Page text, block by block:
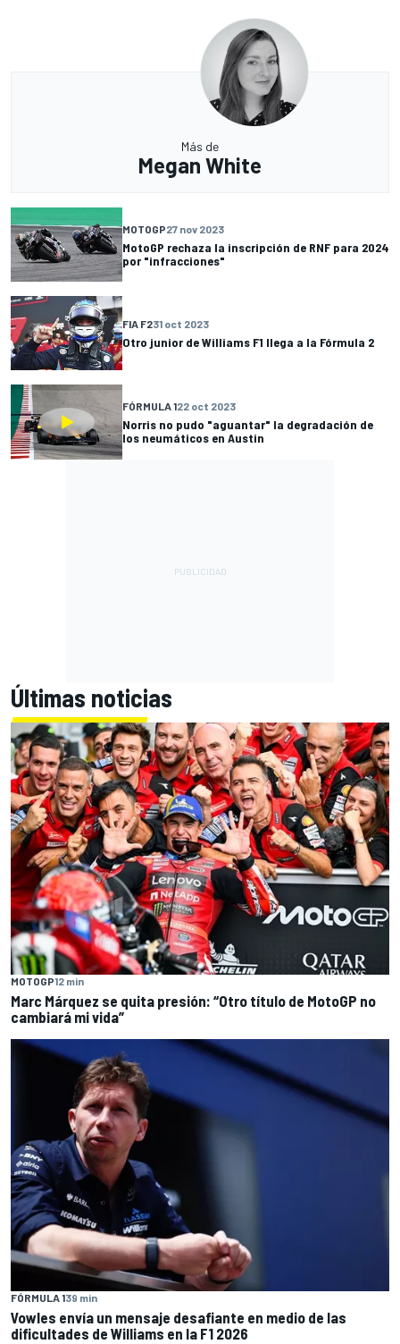
Más de
Megan White
MOTOGP27 nov 2023
MotoGP rechaza la inscripción de RNF para 2024
por "infracciones"
FIA F231 oct 2023
Otro junior de Williams F1 llega a la Fórmula 2
FÓRMULA 122 oct 2023
Norris no pudo "aguantar" la degradación de
los neumáticos en Austin
Últimas noticias
MOTOGP12 min
Marc Márquez se quita presión: “Otro título de MotoGP no
cambiará mi vida”
FÓRMULA 139 min
Vowles envía un mensaje desafiante en medio de las
dificultades de Williams en la F1 2026